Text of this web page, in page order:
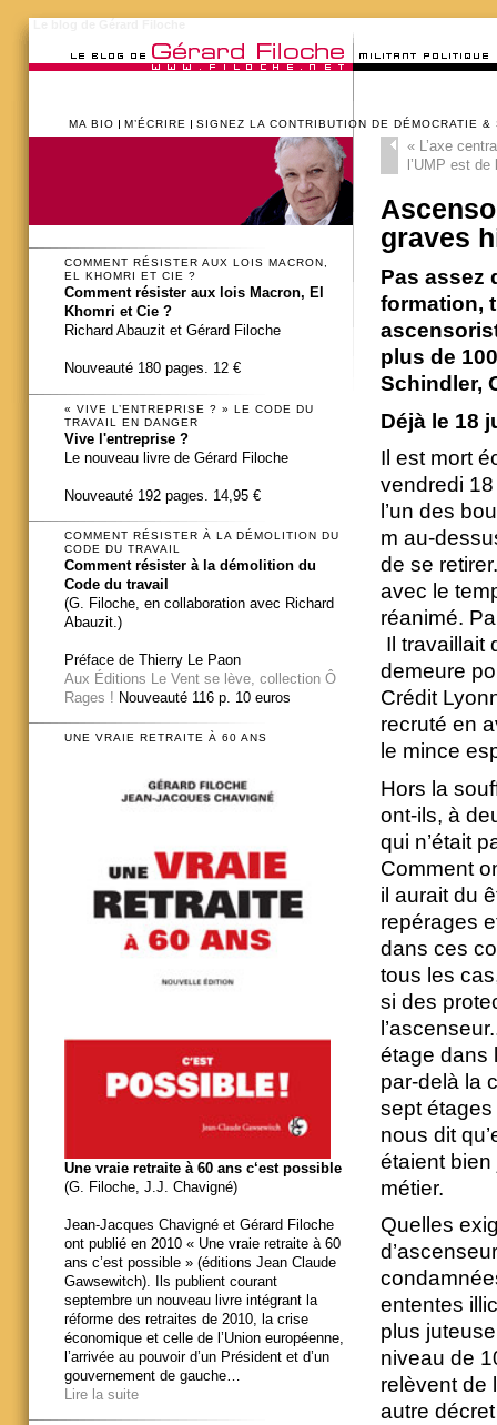
MA BIO M’ÉCRIRE SIGNEZ LA CONTRIBUTION DE DÉMOCRATIE &
«L’axe
l’UMP est
graves
Pas assez
formation,
plus de
Schindler,
Déjà le 18
Il est mort
vendredi
l’un des
m au-
de se
avec le
réanimé.
Il travaillait
demeure
Crédit
recruté en
le mince
Hors la
ont-ils, à
qui n’était
Comment
il aurait du
repérages
dans ces
tous les
si des
étage dans
par-delà la
sept
nous dit
étaient
métier.
Quelles
ententes
plus
niveau de
relèvent de
autre
COMMENT RÉSISTER AUX LOIS MACRON,
EL KHOMRI ET CIE ?
Comment résister aux lois Macron, El
Khomri et Cie ?
Richard Abauzit et Gérard Filoche
Nouveauté 180 pages. 12 €
« VIVE L’ENTREPRISE ? » LE CODE DU
TRAVAIL EN DANGER
Vive l'entreprise ?
Le nouveau livre de Gérard Filoche
Nouveauté 192 pages. 14,95 €
COMMENT RÉSISTER À LA DÉMOLITION DU
CODE DU TRAVAIL
Comment résister à la démolition du
Code du travail
(G. Filoche, en collaboration avec Richard
Abauzit.)
Préface de Thierry Le Paon
Aux Éditions Le Vent se lève, collection Ô
Rages ! Nouveauté 116 p. 10 euros
UNE VRAIE RETRAITE À 60 ANS
Une vraie retraite à 60 ans c‘est possible
(G. Filoche, J.J. Chavigné)
Jean-Jacques Chavigné et Gérard Filoche
ont publié en 2010 « Une vraie retraite à 60
ans c’est possible » (éditions Jean Claude
Gawsewitch). Ils publient courant
septembre un nouveau livre intégrant la
réforme des retraites de 2010, la crise
économique et celle de l’Union européenne,
l’arrivée au pouvoir d’un Président et d’un
gouvernement de gauche…
Lire la suite